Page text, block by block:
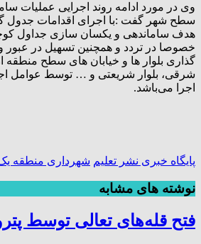
وی در مورد ادامه روند اجرایی عملیات
سطح شهر گفت :با اجرای اقدامات جدول
هدف ساماندهی و یکسان سازی جداول
خصوصا در تردد و همچنین تسهیل در عبور
گذاری بلوار ها و خیابان های سطح منطقه
شرقی، بلوار شریعتی و … توسط عوامل
اجرا می‌باشد.
پایگاه خبری نشر تعلیم شهرداری منطقه یک
نوشته های مشابه
فتح‌ قله‌های تعالی توسط